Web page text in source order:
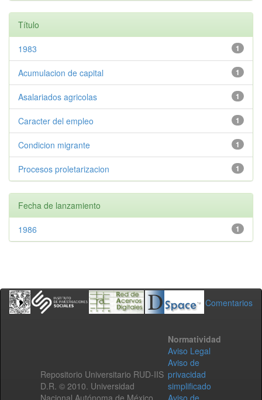
Título
1
1983
1
Acumulacion de capital
1
Asalariados agricolas
1
Caracter del empleo
1
Condicion migrante
1
Procesos proletarizacion
Fecha de lanzamiento
1
1986
Comentarios
Repositorio Universitario RUD-IIS
D.R. © 2010. Universidad
Nacional Autónoma de México.
Normatividad
Aviso Legal
Aviso de
privacidad
simplificado
Aviso de